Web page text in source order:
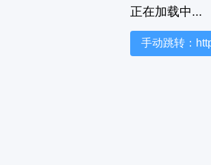
正在加载中...
手动跳转：